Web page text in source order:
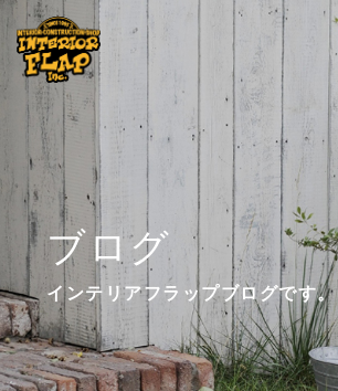
ブログ
インテリアフラップブログです。